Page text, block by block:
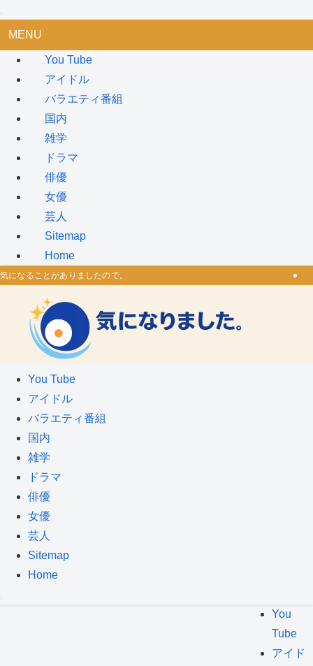
MENU
You Tube
アイドル
バラエティ番組
国内
雑学
ドラマ
俳優
女優
芸人
Sitemap
Home
気になることがありましたので。
You Tube
アイドル
バラエティ番組
国内
雑学
ドラマ
俳優
女優
芸人
Sitemap
Home
You
Tube
アイド